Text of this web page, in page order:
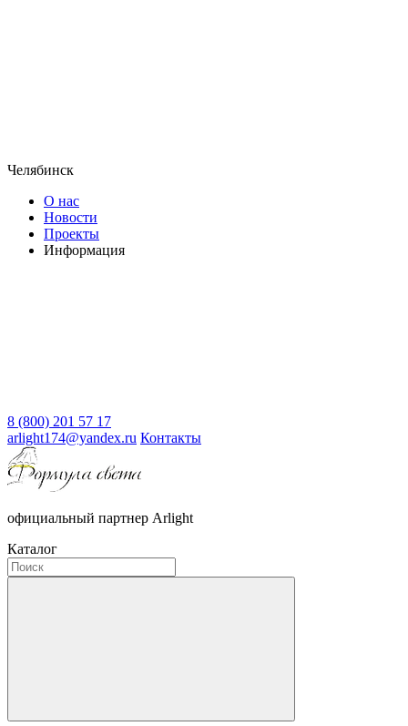
Челябинск
О нас
Новости
Проекты
Информация
8 (800) 201 57 17
arlight174@yandex.ru Контакты
официальный партнер Arlight
Каталог